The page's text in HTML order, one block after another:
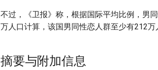
不过，《卫报》称，根据国际平均比例，男
万人口计算，该国男同性恋人群至少有212万
摘要与附加信息